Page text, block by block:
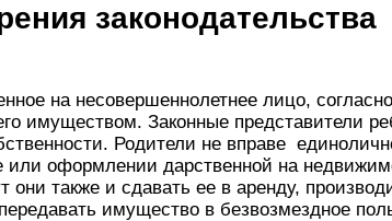
законодательства
на несовершеннолетнее лицо,
имуществом. Законные представители
Родители не вправе
или оформлении дарственной на
они также и сдавать ее в аренду,
имущество в безвозмездное